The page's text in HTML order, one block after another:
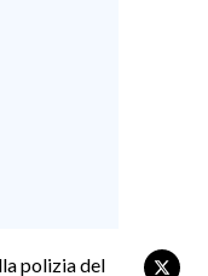
polizia del